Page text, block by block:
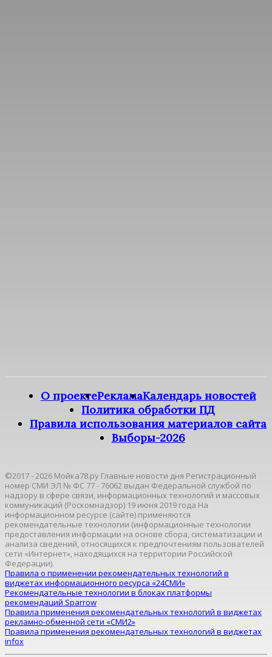
О проектеРекламаКалендарь новостей
Политика обработки ПД
Правила использования материалов сайта
Выборы-2026
©2017 - 2026 Мойка78.ру Главные новости дня Регистрационный
номер СМИ ЭЛ № ФС 77 - 76062 выдан Федеральной службой по
надзору в сфере связи, информационных технологий и массовых
коммуникаций (Роскомнадзор) 19 июня 2019 года На
информационном ресурсе (сайте) применяются
рекомендательные технологии (информационные технологии
предоставления информации на основе сбора, систематизации и
анализа сведений, относящихся к предпочтениям пользователей
сети «Интернет», находящихся на территории Российской
Федерации).
Правила о применении рекомендательных технологий в
виджетах информационного ресурса «24СМИ»
Рекомендательные технологии в блоках платформы
рекомендаций Sparrow
Правила применения рекомендательных технологий в виджетах
рекламно-обменной сети «СМИ2»
Правила применения рекомендательных технологий в виджетах
infox